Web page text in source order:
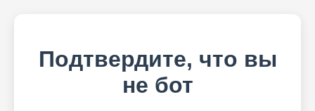
Подтвердите, что вы
не бот